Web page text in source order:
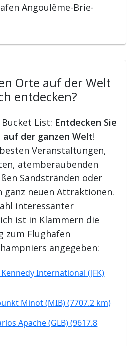
Angoulême-Brie-
Orte auf der Welt
entdecken?
List: Entdecken Sie
auf der ganzen Welt!
Veranstaltungen,
atemberaubenden
Sandstränden oder
ganz neuen Attraktionen.
interessanter
ist in Klammern die
zum Flughafen
angegeben:
International (JFK)
Minot (MIB) (7707.2 km)
Apache (GLB) (9617.8